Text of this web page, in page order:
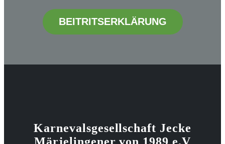
BEITRITSERKLÄRUNG
Karnevalsgesellschaft Jecke